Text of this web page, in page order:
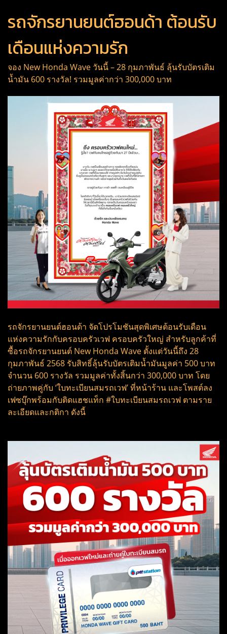
รถจักรยานยนต์ฮอนด้า ต้อนรับ
เดือนแห่งความรัก
จอง New Honda Wave วันนี้ – 28 กุมภาพันธ์ ลุ้นรับบัตรเติม
น้ำมัน 600 รางวัล! รวมมูลค่ากว่า 300,000 บาท
รถจักรยานยนต์ฮอนด้า จัดโปรโมชันสุดพิเศษต้อนรับเดือน
แห่งความรักกับครอบครัวเวฟ ครอบครัวใหญ่ สำหรับลูกค้าที่
ซื้อรถจักรยานยนต์ New Honda Wave ตั้งแต่วันนี้ถึง 28
กุมภาพันธ์ 2568 รับสิทธิ์ลุ้นรับบัตรเติมน้ำมันมูลค่า 500 บาท
จำนวน 600 รางวัล รวมมูลค่าทั้งสิ้นกว่า 300,000 บาท โดย
ถ่ายภาพคู่กับ ‘ใบทะเบียนสมรถเวฟ’ ที่หน้าร้าน และโพสต์ลง
เฟซบุ๊กพร้อมกับติดแฮชแท็ก #ใบทะเบียนสมรถเวฟ ตามราย
ละเอียดและกติกา ดังนี้